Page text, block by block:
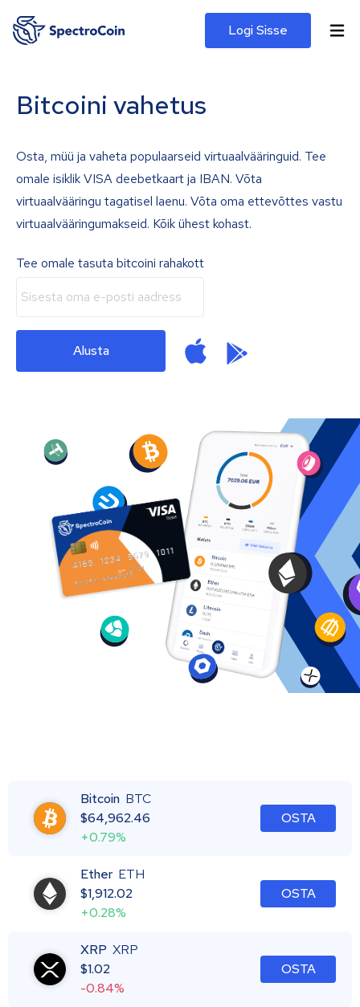
Logi Sisse
Bitcoini vahetus
Osta, müü ja vaheta populaarseid virtuaalvääringuid. Tee
omale isiklik VISA deebetkaart ja IBAN. Võta
virtuaalvääringu tagatisel laenu. Võta oma ettevõttes vastu
virtuaalvääringumakseid. Kõik ühest kohast.
Tee omale tasuta bitcoini rahakott
Alusta
Bitcoin BTC
$64,962.46
+0.79%
OSTA
Ether ETH
$1,912.02
+0.28%
OSTA
XRP XRP
$1.02
-0.84%
OSTA